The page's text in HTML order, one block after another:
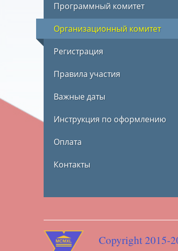
Программный комитет
Организационный комитет
Регистрация
Правила участия
Важные даты
Инструкция по оформлению
Оплата
Контакты
Copyright